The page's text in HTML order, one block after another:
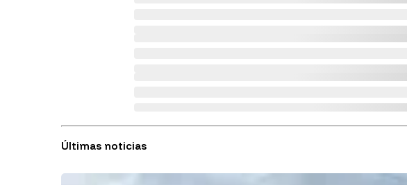
Últimas noticias